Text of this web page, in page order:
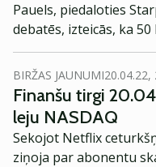
Pauels, piedaloties
debatēs, izteicās, ka
palielinājums maijā ir
BIRŽAS JAUNUMI20.04.22,
Finanšu tirgi
leju NASDAQ
Sekojot Netflix
ziņoja par abonentu